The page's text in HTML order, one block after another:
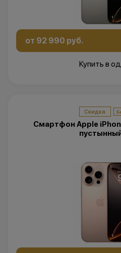
от 92 990 руб.
Купить в
Скидка
Смартфон Apple